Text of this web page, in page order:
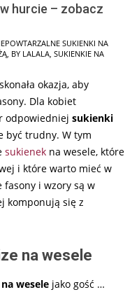
hurcie – zobacz
SUKIENKI NA
BY LALALA SUKIENKIE NA
okazja, aby
Dla kobiet
odpowiedniej sukienki
być trudny. W tym
sukienek na wesele, które
i które warto mieć w
fasony i wzory są w
komponują się z
na wesele
wesele jako gość …